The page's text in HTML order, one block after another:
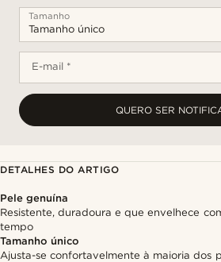
Tamanho
E-mail *
QUERO SER
DETALHES DO ARTIGO
Pele genuína
Resistente, duradoura e que envelhece
tempo
Tamanho único
Ajusta-se confortavelmente à maioria dos